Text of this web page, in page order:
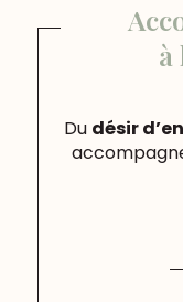
à
Du désir